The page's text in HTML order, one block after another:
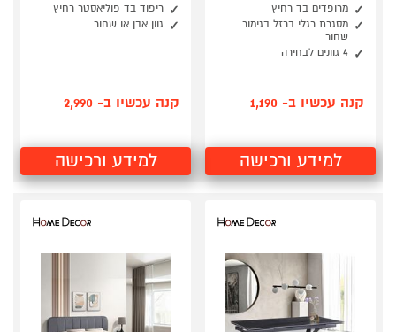
מרופדים בד רחיץ
מסגרת רגלי ברזל בגימור
שחור
4 גוונים לבחירה
קנה עכשיו ב- 1,190
למידע ורכישה
ריפוד בד פוליאסטר רחיץ
גוון אבן או שחור
קנה עכשיו ב- 2,990
למידע ורכישה